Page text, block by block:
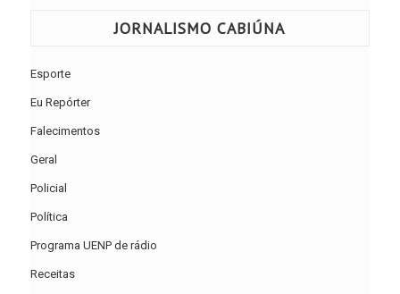
JORNALISMO CABIÚNA
Esporte
Eu Repórter
Falecimentos
Geral
Policial
Política
Programa UENP de rádio
Receitas